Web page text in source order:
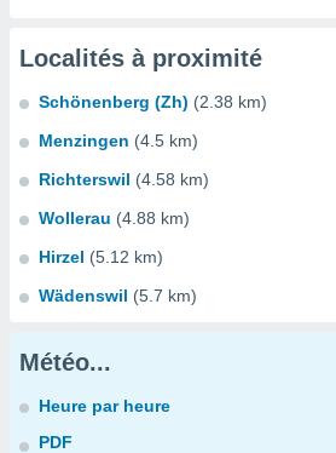
Localités à proximité
Schönenberg (Zh) (2.38 km)
Menzingen (4.5 km)
Richterswil (4.58 km)
Wollerau (4.88 km)
Hirzel (5.12 km)
Wädenswil (5.7 km)
Météo...
Heure par heure
PDF